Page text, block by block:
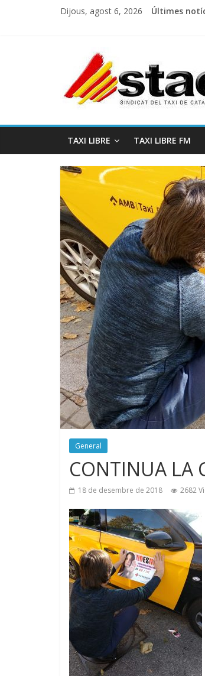
Dijous, agost 6, 2026 Últimes
TAXI LIBRE TAXI LIBRE FM
General
CONTINUA LA
18 de desembre de 2018 2682